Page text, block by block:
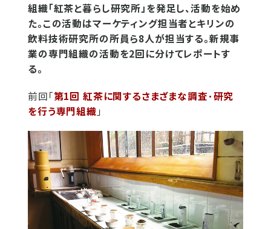
組織「紅茶と暮らし研究所」を発足し、活動を始め
た。この活動はマーケティング担当者とキリンの
飲料技術研究所の所員ら8人が担当する。新規事
業の専門組織の活動を2回に分けてレポートす
る。
前回「第1回 紅茶に関するさまざまな調査･研究
を行う専門組織 」